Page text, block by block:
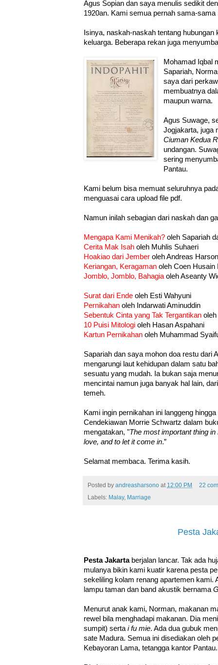
Agus Sopian dan saya menulis sedikit
1920an. Kami semua pernah sama-
Isinya, naskah-naskah tentang
keluarga. Beberapa rekan juga
Mohamad Iqbal
Sapariah,
saya dari
membuatnya
maupun warna.
Agus Suwage,
Jogjakarta, juga
Ciuman Kedua
undangan.
sering
Pantau.
Kami belum bisa memuat seluruhnya
menguasai cara upload file pdf.
Namun inilah sebagian dari naskah dan
Mengapa Kami Menikah? oleh Sapariah
Cerita Mak Isah oleh Muhlis Suhaeri
Hoakiao dari Jember oleh Andreas
Keriangan, Keragaman oleh Coen
Jomblo, Jomblo, Bahagia oleh Aseanty
Surat dari Ende oleh Esti Wahyuni
Pernikahan oleh Indarwati Aminuddin
Sebentuk Cinta yang Tak Tergantikan
10 Puisi Mitologi oleh Hasan Aspahani
Kartun Pernikahan oleh Muhammad
Sapariah dan saya mohon doa restu dari
mengarungi laut kehidupan dalam satu
sesuatu yang mudah. Ia bukan saja
mencintai namun juga banyak hal lain,
temeh.
Kami ingin pernikahan ini langgeng
Cendekiawan Morrie Schwartz dalam
mengatakan, "The most important thing
love, and to let it come in.”
Selamat membaca. Terima kasih.
Posted by andreasharsono at 12:00 PM
22
Labels: Malay, Marriage
Pesta
Pesta Jakartaberjalan lancar. Tak ada
mulanya bikin kami kuatir karena pesta
sekeliling kolam renang apartemen kami.
lampu taman dan band akustik bernama
Menurut anak kami, Norman, makanan
rewel bila menghadapi makanan. Dia
sumpit) serta i fu mie. Ada dua gubuk
sate Madura. Semua ini disediakan oleh
Kebayoran Lama, tetangga kantor Pantau.